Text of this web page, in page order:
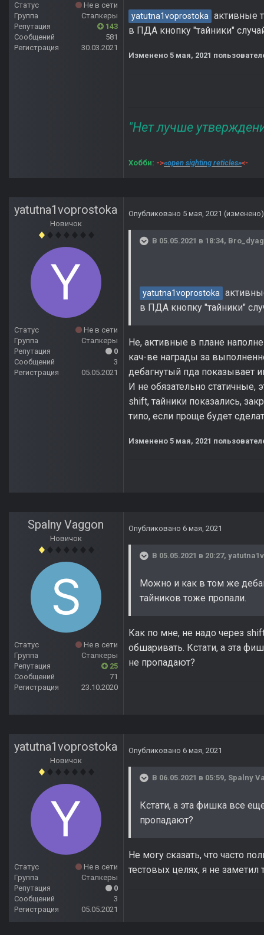
Статус
Не в сети
Группа
Сталкеры
Репутация
143
Сообщений
581
Регистрация
30.03.2021
yatutna1voprostoka активные
в ПДА кнопку "тайники"
Изменено 5 мая, 2021
"Нет лучше
Хобби: ->«open sighting reticles»<-
yatutna1voprostoka
Новичок
Статус
Не в сети
Группа
Сталкеры
Репутация
0
Сообщений
3
Регистрация
05.05.2021
Опубликовано 5 мая, 2021 (изменено)
В 05.05.2021 в 18:34,
yatutna1voprostoka
в ПДА кнопку "тайники"
Не, активные в плане
кач-ве награды за
дебагнутый пда показывает
И не обязательно
shift, тайники показались,
типо, если проще будет
Изменено 5 мая, 2021
Spalny Vaggon
Новичок
Статус
Не в сети
Группа
Сталкеры
Репутация
25
Сообщений
71
Регистрация
23.10.2020
Опубликовано 6 мая, 2021
В 05.05.2021 в 20:27,
Можно и как в том же
тайников тоже пропали.
Как по мне, не надо через
обшаривать. Кстати, а эта
не пропадают?
yatutna1voprostoka
Новичок
Статус
Не в сети
Группа
Сталкеры
Репутация
0
Сообщений
3
Регистрация
05.05.2021
Опубликовано 6 мая, 2021
В 06.05.2021 в 05:59, Spalny
Кстати, а эта фишка все
пропадают?
Не могу сказать, что часто
тестовых целях, я не заметил